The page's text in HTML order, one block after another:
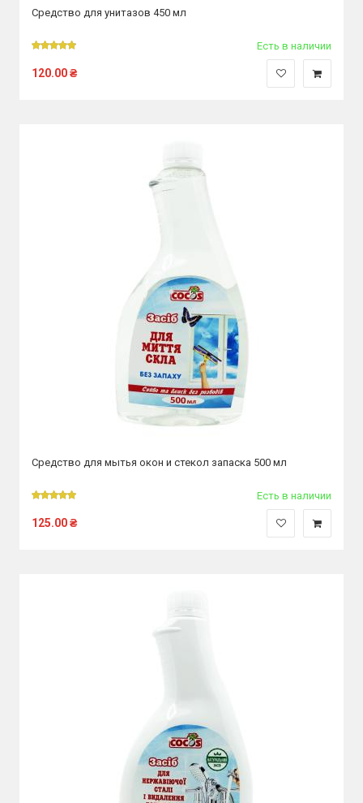
Средство для унитазов 450 мл
Есть в наличии
120.00₴
Средство для мытья окон и стекол запаска 500 мл
Есть в наличии
125.00₴